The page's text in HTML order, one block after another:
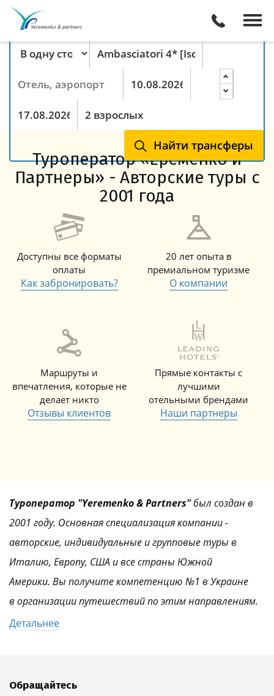
Поиск трансферов онлайн
Найти трансферы
Тип маршрута
Пункт отправления
Пункт назначения
Ночей
Туроператор «Еременко и
Партнеры» - Авторские туры с
2001 года
Доступны все форматы
оплаты
Как забронировать?
20 лет опыта в
премиальном туризме
О компании
Маршруты и
впечатления, которые не
делает никто
Отзывы клиентов
Прямые контакты с
лучшими
отельными брендами
Наши партнеры
Туроператор "Yeremenko & Partners"был создан в
2001 году. Основная специализация компании -
авторские, индивидуальные и групповые туры в
Италию, Европу, США и все страны Южной
Америки. Вы получите компетенцию №1 в Украине
в организации путешествий по этим направлениям.
Детальнее
Обращайтесь